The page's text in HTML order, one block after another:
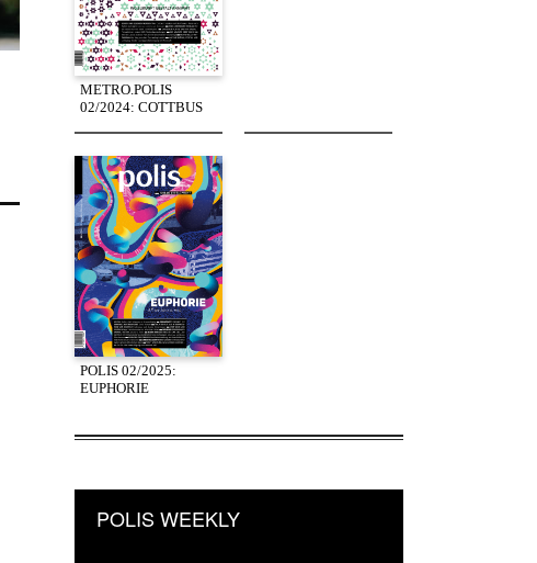
METRO.POLIS
02/2024: COTTBUS
POLIS 02/2025:
EUPHORIE
POLIS WEEKLY